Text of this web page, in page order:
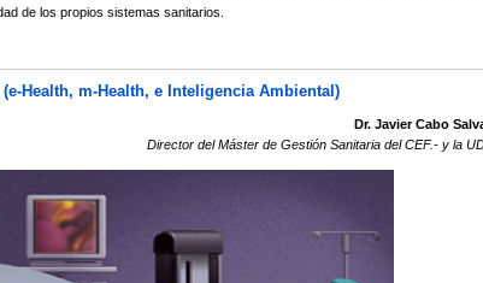
de los propios sistemas sanitarios.
Health, m-Health, e Inteligencia Ambiental)
Dr. Javier Cabo
Director del Máster de Gestión Sanitaria del CEF.- y la